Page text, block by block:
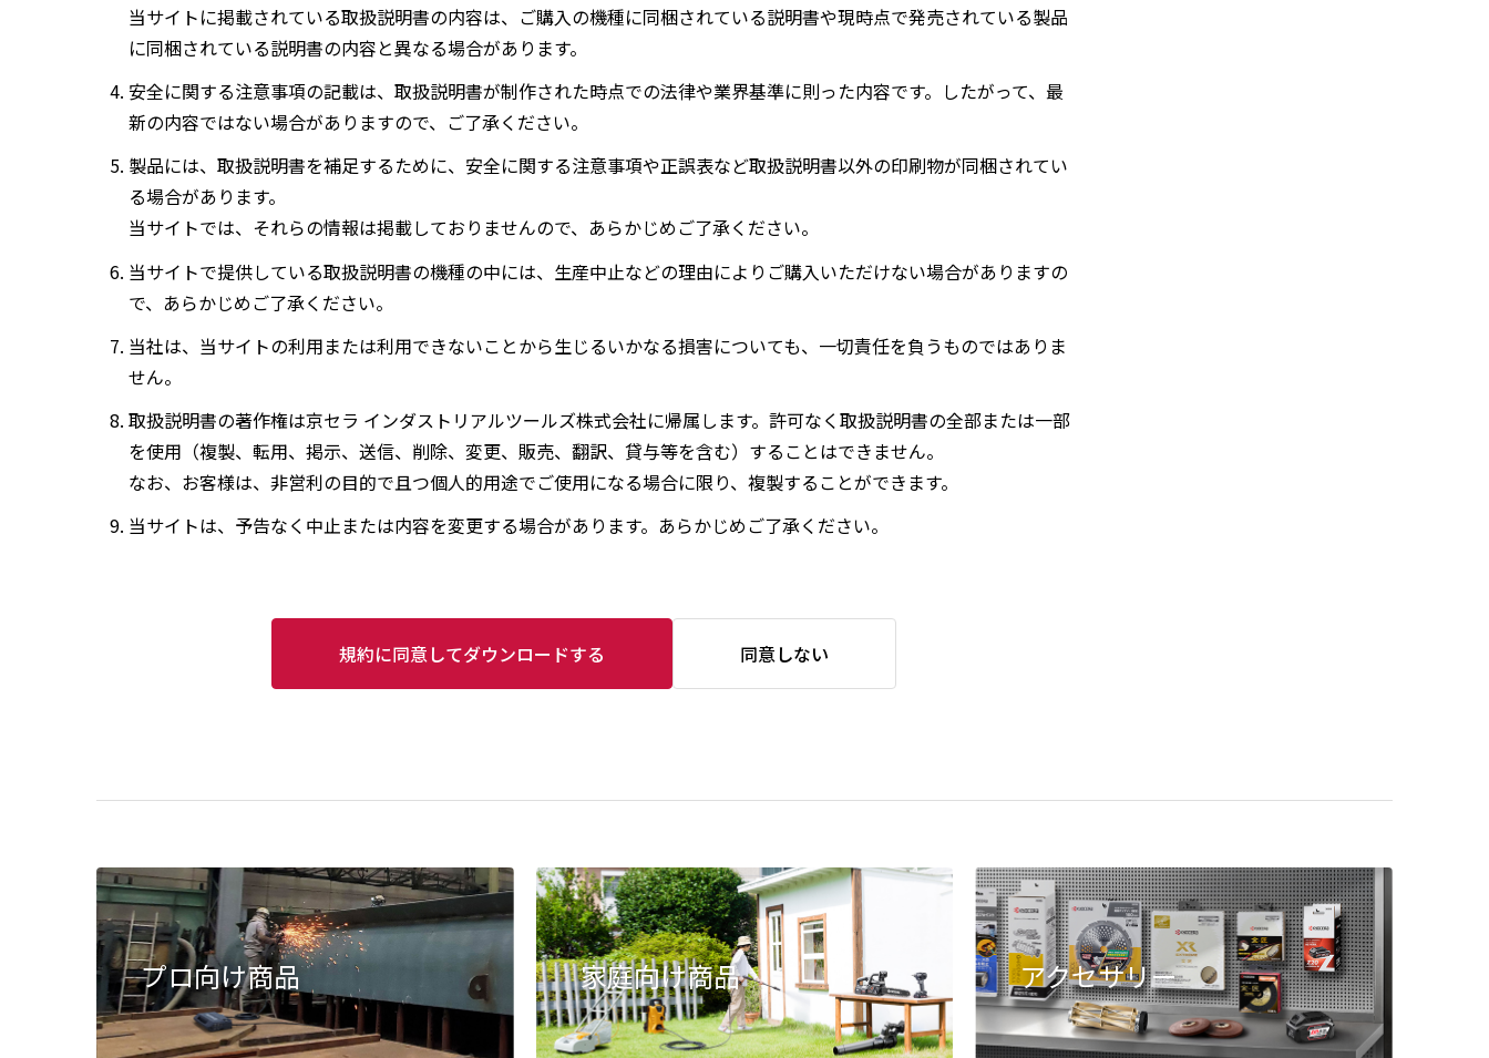
当サイトに掲載されている取扱説明書の内容は、ご購入の機種に同梱されている説明書や現時点で発売されている製品
に同梱されている説明書の内容と異なる場合があります。
安全に関する注意事項の記載は、取扱説明書が制作された時点での法律や業界基準に則った内容です。したがって、最
新の内容ではない場合がありますので、ご了承ください。
製品には、取扱説明書を補足するために、安全に関する注意事項や正誤表など取扱説明書以外の印刷物が同梱されてい
る場合があります。
当サイトでは、それらの情報は掲載しておりませんので、あらかじめご了承ください。
当サイトで提供している取扱説明書の機種の中には、生産中止などの理由によりご購入いただけない場合がありますの
で、あらかじめご了承ください。
当社は、当サイトの利用または利用できないことから生じるいかなる損害についても、一切責任を負うものではありま
せん。
取扱説明書の著作権は京セラ インダストリアルツールズ株式会社に帰属します。許可なく取扱説明書の全部または一部
を使用（複製、転用、掲示、送信、削除、変更、販売、翻訳、貸与等を含む）することはできません。
なお、お客様は、非営利の目的で且つ個人的用途でご使用になる場合に限り、複製することができます。
当サイトは、予告なく中止または内容を変更する場合があります。あらかじめご了承ください。
規約に同意してダウンロードする 同意しない
プロ向け商品 家庭向け商品 アクセサリー